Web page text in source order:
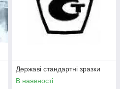
Державі стандартні зразки
В наявності